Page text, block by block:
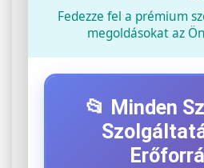
Fedezze fel a prémium
megoldásokat az
📂 Minden